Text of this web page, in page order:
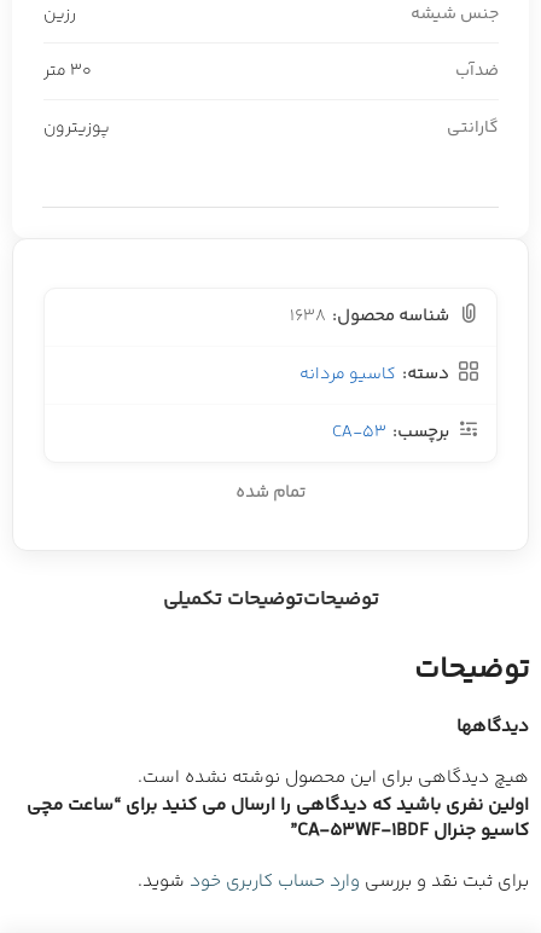
جنس شیشه رزین
ضدآب 30 متر
گارانتی پوزیترون
شناسه محصول: 1638
دسته: کاسیو مردانه
برچسب: CA-53
تمام شده
توضیحاتتوضیحات تکمیلی
توضیحات
دیدگاهها
هیچ دیدگاهی برای این محصول نوشته نشده است.
اولین نفری باشید که دیدگاهی را ارسال می کنید برای “ساعت مچی
کاسیو جنرال CA-53WF-1BDF”
برای ثبت نقد و بررسی وارد حساب کاربری خود شوید.